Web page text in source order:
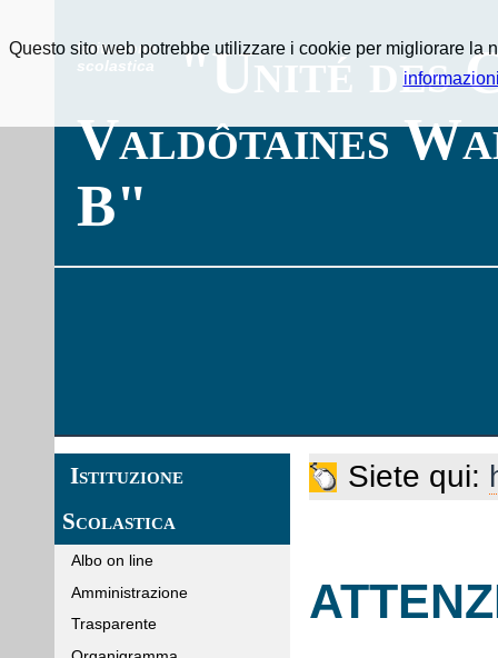
Istituzione
scolastica
"Unité des
Valdôtaines
B"
Istituzione
Scolastica
Albo on line
Amministrazione
Trasparente
Siete qui:
Questo sito web potrebbe utilizzare i cookie per migliorare